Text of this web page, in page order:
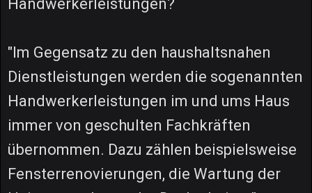
Handwerkerleistungen?
"Im Gegensatz zu den haushaltsnahen
Dienstleistungen werden die sogenannten
Handwerkerleistungen im und ums Haus
immer von geschulten Fachkräften
übernommen. Dazu zählen beispielsweise
Fensterrenovierungen, die Wartung der